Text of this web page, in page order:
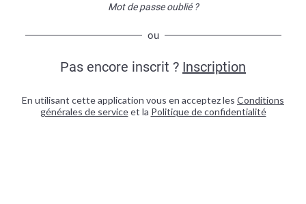
Mot de passe oublié ?
ou
Pas encore inscrit ? Inscription
En utilisant cette application vous en acceptez les Conditions
générales de serviceet la Politique de confidentialité